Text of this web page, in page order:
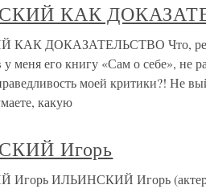
КАК
ДОКАЗАТЕЛЬСТВО Что,
меня его книгу «Сам о себе», не
моей критики?! Не
какую
Игорь
ИЛЬИНСКИЙ Игорь (актер